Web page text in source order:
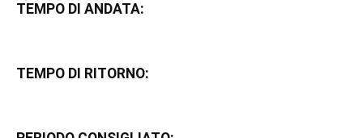
TEMPO DI ANDATA:
TEMPO DI RITORNO: